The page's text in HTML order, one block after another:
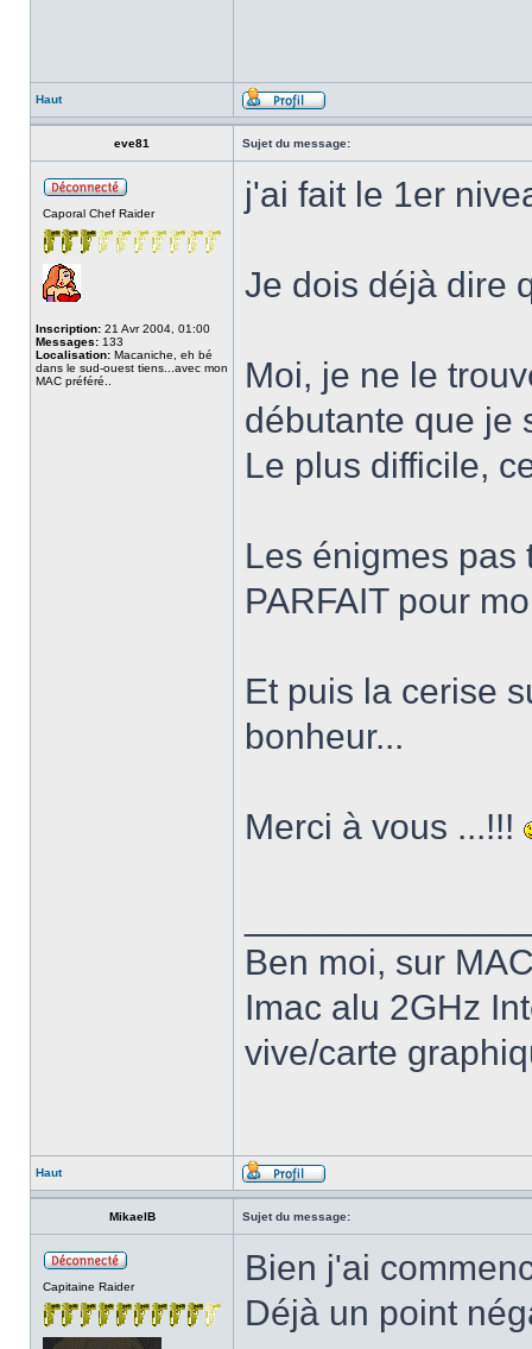
Haut
eve81 Sujet du message:
Caporal Chef Raider
Inscription: 21 Avr 2004, 01:00
Messages: 133
Localisation: Macaniche, eh bé
dans le sud-ouest tiens...avec mon
MAC préféré..
j'ai fait le 1er
Je dois déjà dire
Moi, je ne le
débutante que je
Le plus difficile,
Les énigmes pas
PARFAIT pour
Et puis la cerise
bonheur...
Merci à vous ...!!!
Ben moi, sur
Imac alu 2GHz
vive/carte
Haut
MikaelB Sujet du message:
Capitaine Raider
Bien j'ai
Déjà un point